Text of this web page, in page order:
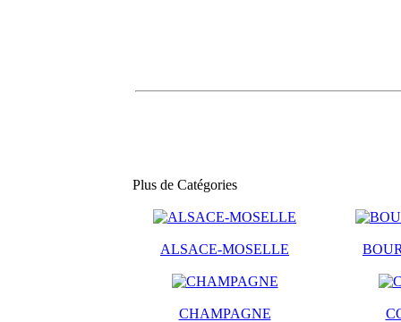
Plus de Catégories
ALSACE-MOSELLE
CHAMPAGNE